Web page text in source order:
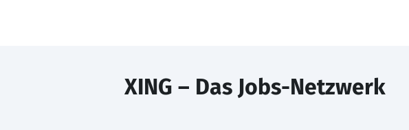
XING – Das Jobs-Netzwerk